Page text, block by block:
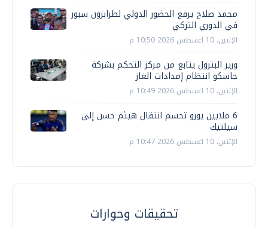
محمد صلاح يرفع الحضور الدولي لطرابزون سبور
في الدوري التركي
الإثنين، 10 اغسطس 2026 10:50 م
وزير البترول يتابع من مركز التحكم بشركة
جاسكو انتظام إمدادات الغاز
الإثنين، 10 اغسطس 2026 10:49 م
6 ملايين يورو تحسم انتقال هيثم حسن إلى
سيلتيك
الإثنين، 10 اغسطس 2026 10:47 م
تحقيقات وحوارات